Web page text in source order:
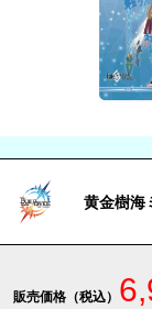
黄金樹海
販売価格（税込）